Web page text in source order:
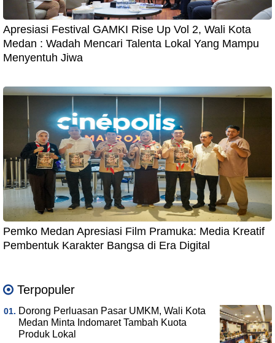
Apresiasi Festival GAMKI Rise Up Vol 2, Wali Kota
Medan : Wadah Mencari Talenta Lokal Yang Mampu
Menyentuh Jiwa
Pemko Medan Apresiasi Film Pramuka: Media Kreatif
Pembentuk Karakter Bangsa di Era Digital
Terpopuler
Dorong Perluasan Pasar UMKM, Wali Kota
Medan Minta Indomaret Tambah Kuota
Produk Lokal